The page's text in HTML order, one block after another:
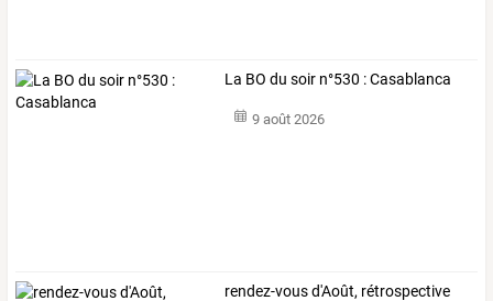
La BO du soir n°530 : Casablanca
9 août 2026
rendez-vous d'Août, rétrospective